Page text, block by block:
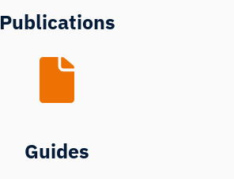
Publications
Guides